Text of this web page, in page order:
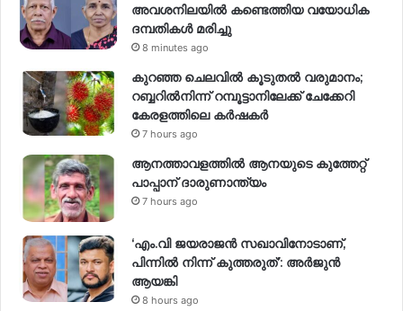
അവശനിലയിൽ കണ്ടെത്തിയ വയോധിക
ദമ്പതികൾ മരിച്ചു
8 minutes ago
കുറഞ്ഞ ചെലവിൽ കൂടുതൽ വരുമാനം;
റബ്ബറിൽനിന്ന് റമ്പൂട്ടാനിലേക്ക് ചേക്കേറി
കേരളത്തിലെ കർഷകർ
7 hours ago
ആനത്താവളത്തിൽ ആനയുടെ കുത്തേറ്റ്
പാപ്പാന് ദാരുണാന്ത്യം
7 hours ago
‘എം.വി ജയരാജന്‍ സഖാവിനോടാണ്,
പിന്നില്‍ നിന്ന് കുത്തരുത്’: അര്‍ജുന്‍
ആയങ്കി
8 hours ago